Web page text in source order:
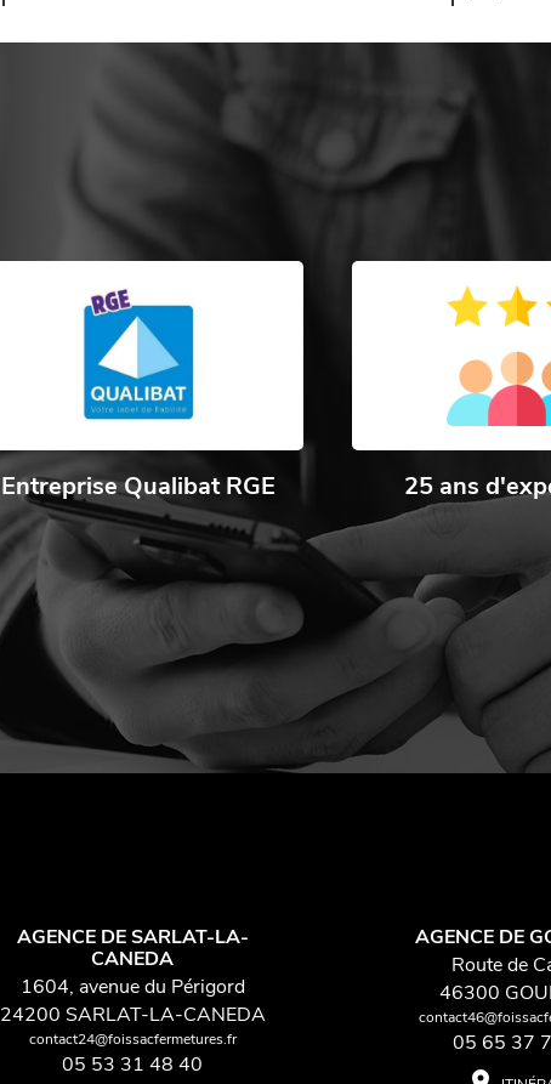
Entreprise Qualibat RGE 25 ans
AGENCE DE SARLAT-LA-
CANEDA
1604, avenue du Périgord
24200 SARLAT-LA-CANEDA
contact24@foissacfermetures.fr
05 53 31 48 40
AGENCE DE
Route de
46300
05 65 37